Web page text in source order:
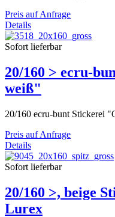
Preis auf Anfrage
Details
Sofort lieferbar
20/160 > ecru-
weiß"
20/160 ecru-bunt Stickerei
Preis auf Anfrage
Details
Sofort lieferbar
20/160 >, beige
Lurex